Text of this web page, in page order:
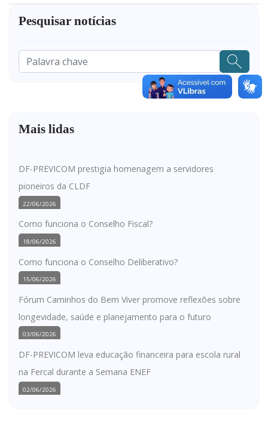
Pesquisar notícias
Pesquisar
Mais lidas
DF-PREVICOM prestigia homenagem a servidores
pioneiros da CLDF
22/06/2026
Como funciona o Conselho Fiscal?
18/06/2026
Como funciona o Conselho Deliberativo?
15/06/2026
Fórum Caminhos do Bem Viver promove reflexões sobre
longevidade, saúde e planejamento para o futuro
03/06/2026
DF-PREVICOM leva educação financeira para escola rural
na Fercal durante a Semana ENEF
02/06/2026